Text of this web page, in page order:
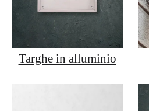
Targhe in alluminio